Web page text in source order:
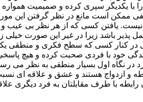
با یکدیگر سپری کرده و صمیمیت
ممکن است مانع در نظر گرفتن این
یافتن کسی که از هر نظر بی عیب و نقص
پذیر باشد زیرا در غیر این صورت خیلی
در کنار کسی که سطح فکری و منطقی
خود با فردی صحبت کرده و هیچ پاسخی
در نگاه اول بسیار منطقی به نظر می
و ازدواج هستند و عشق و علاقه
رابطه با طرف مقابلتان به فرد دیگری